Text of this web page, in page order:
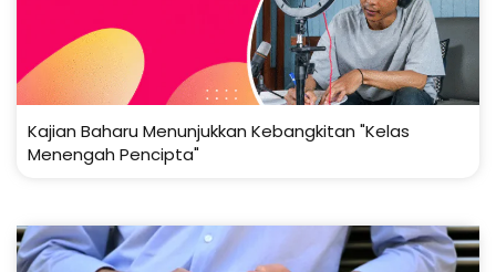
Kajian Baharu Menunjukkan Kebangkitan "Kelas
Menengah Pencipta"